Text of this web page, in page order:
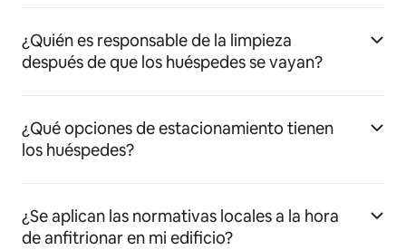
¿Quién es responsable de la limpieza
después de que los huéspedes se vayan?
¿Qué opciones de estacionamiento tienen
los huéspedes?
¿Se aplican las normativas locales a la hora
de anfitrionar en mi edificio?